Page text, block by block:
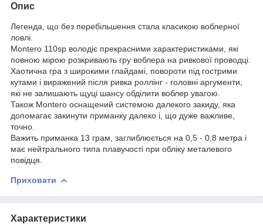
Опис
Легенда, що без перебільшення стала класикою воблерної
ловлі.
Montero 110sp володіє прекрасними характеристиками, які
повною мірою розкривають гру воблера на ривкової проводці.
Хаотична гра з широкими глайдамі, повороти під гострими
кутами і виражений після ривка роллінг - головні аргументи,
які не залишають щуці шансу обділити воблер увагою.
Також Montero оснащений системою далекого закиду, яка
допомагає закинути приманку далеко і, що дуже важливе,
точно.
Важить приманка 13 грам, заглиблюється на 0,5 - 0,8 метра і
має нейтрального типа плавучості при обліку металевого
повідця.
Приховати
Характеристики